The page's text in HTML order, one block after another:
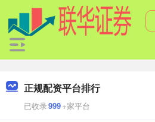
正规配资平台排行
已收录999+家平台